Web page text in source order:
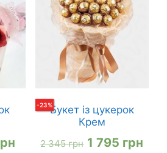
Поточна
-23%Букет із цукерок
Крем
2 345грн Оригінальна
1 795 грн